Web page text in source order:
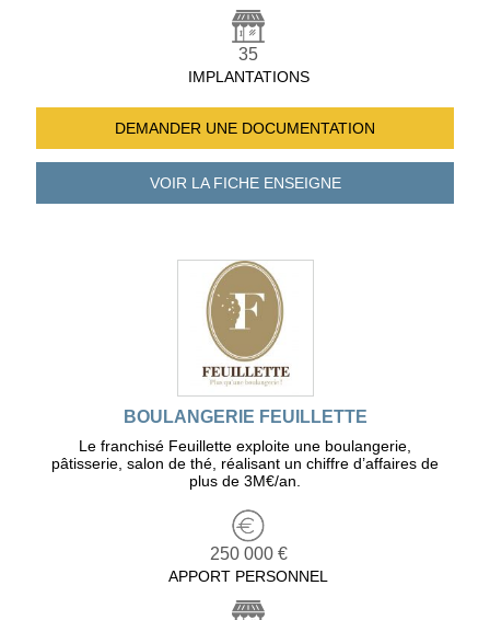
35
IMPLANTATIONS
DEMANDER UNE DOCUMENTATION
VOIR LA FICHEENSEIGNE
BOULANGERIE FEUILLETTE
Le franchisé Feuillette exploite une boulangerie,
pâtisserie, salon de thé, réalisant un chiffre d’affaires de
plus de 3M€/an.
250 000 €
APPORT PERSONNEL